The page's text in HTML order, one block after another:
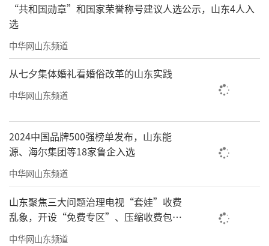
AI运动问诊
针对跑者自身痛点，盈康一生冲击波腿部
最好比赛成绩。
“共和国勋章”和国家荣誉称号建议人选公示，山东4人入
选
中华网山东频道
从七夕集体婚礼看婚俗改革的山东实践
中华网山东频道
2024中国品牌500强榜单发布，山东能
源、海尔集团等18家鲁企入选
中华网山东频道
山东聚焦三大问题治理电视“套娃”收费
乱象，开设“免费专区”、压缩收费包比
例70%以上
中华网山东频道